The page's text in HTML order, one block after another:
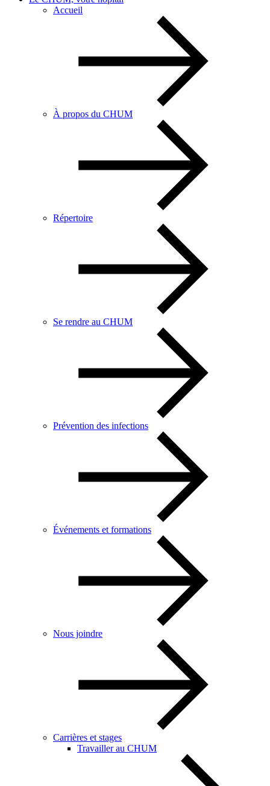
Accueil
À propos du CHUM
Répertoire
Se rendre au CHUM
Prévention des infections
Événements et formations
Nous joindre
Carrières et stages
Travailler au CHUM